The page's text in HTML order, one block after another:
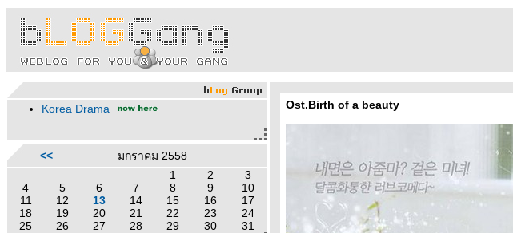
Korea Drama
<<
มกราคม 2558
1
2
3
4
5 6 7 8 9
10
11
12 13 14 15 16
17
18
19 20 21 22 23
24
25
26 27 28 29 30 31
Ost.Birth of a beauty